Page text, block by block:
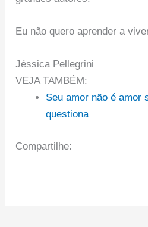
Eu não quero aprender a
Jéssica Pellegrini
VEJA TAMBÉM:
Seu amor não é amor
questiona
Compartilhe: